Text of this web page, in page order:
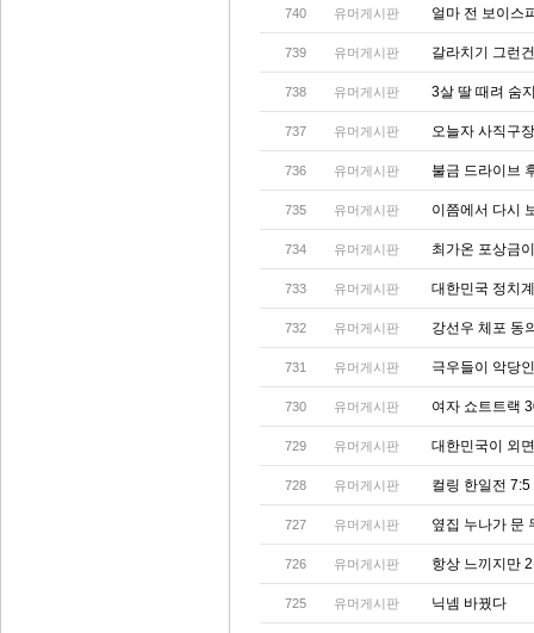
740 유머게시판 얼마 전 보이스
739 유머게시판 갈라치기 그런
738 유머게시판 3살 딸 때려 숨
737 유머게시판 오늘자 사직구
736 유머게시판 불금 드라이브
735 유머게시판 이쯤에서 다시
734 유머게시판 최가온 포상금
733 유머게시판 대한민국 정치
732 유머게시판 강선우 체포 동
731 유머게시판 극우들이 악당
730 유머게시판 여자 쇼트트랙
729 유머게시판 대한민국이 외
728 유머게시판 컬링 한일전
727 유머게시판 옆집 누나가 문
726 유머게시판 항상 느끼지만
725 유머게시판 닉넴 바꿨다